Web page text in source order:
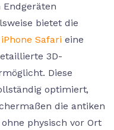
bietet die
Safari eine
3D-
Diese
optimiert,
die antiken
physisch vor Ort